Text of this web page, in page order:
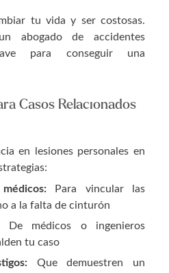
tu vida y ser costosas.
abogado de accidentes
para conseguir una
Casos Relacionados
en lesiones personales en
Para vincular las
a la falta de cinturón
De médicos o ingenieros
tu caso
Que demuestren un